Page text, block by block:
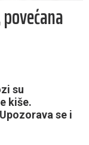
su
kiše.
se i